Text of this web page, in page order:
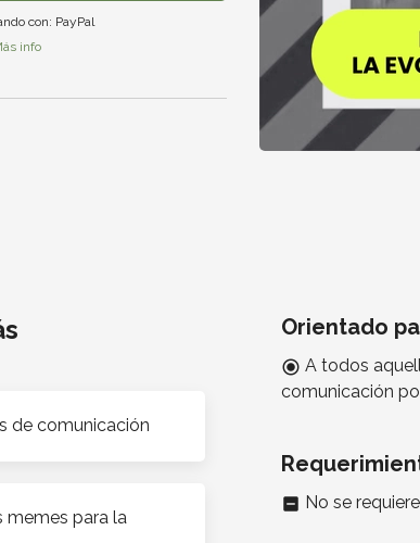
con: PayPal
info
de comunicación
memes para la
Orientado
radio_button_checked A todos
comunicación
indeterminate_check_box No se